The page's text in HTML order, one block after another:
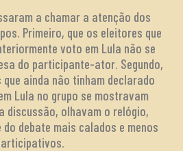
a chamar a atenção dos
Primeiro, que os eleitores que
voto em Lula não se
do participante-ator. Segundo,
ainda não tinham declarado
Lula no grupo se mostravam
discussão, olhavam o relógio,
debate mais calados e menos